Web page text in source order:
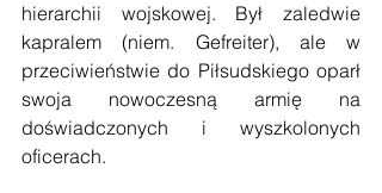
hierarchii wojskowej. Był zaledwie
kapralem (niem. Gefreiter), ale w
przeciwieństwie do Piłsudskiego oparł
swoja nowoczesną armię na
doświadczonych i wyszkolonych
oficerach.